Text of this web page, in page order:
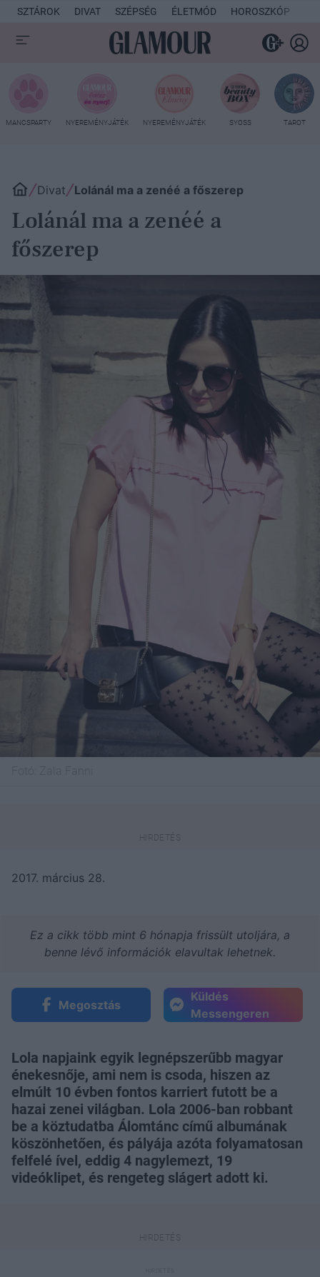
SZTÁROK DIVAT SZÉPSÉG ÉLETMÓD HOROSZKÓP
MANCSPARTY NYEREMÉNYJÁTÉK NYEREMÉNYJÁTÉK SYOSS TAROT
Divat Lolánál ma a zenéé a főszerep
Lolánál ma a zenéé a
főszerep
2017. március 28.
Ez a cikk több mint 6 hónapja frissült utoljára, a
benne lévő információk elavultak lehetnek.
Megosztás
Küldés
Messengeren
Lola napjaink egyik legnépszerűbb magyar
énekesnője, ami nem is csoda, hiszen az
elmúlt 10 évben fontos karriert futott be a
hazai zenei világban. Lola 2006-ban robbant
be a köztudatba Álomtánc című albumának
köszönhetően, és pályája azóta folyamatosan
felfelé ível, eddig 4 nagylemezt, 19
videóklipet, és rengeteg slágert adott ki.